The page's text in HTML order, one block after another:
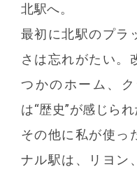
北駅へ。
最初に北駅のプラ
さは忘れがたい。
つかのホーム、
は“歴史”が感じられ
その他に私が使っ
ナル駅は、リヨン